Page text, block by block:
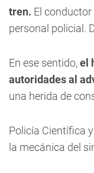
tren. El
personal policial.
En ese sentido,el
autoridades al
una herida de
Policía Científica
la mecánica del